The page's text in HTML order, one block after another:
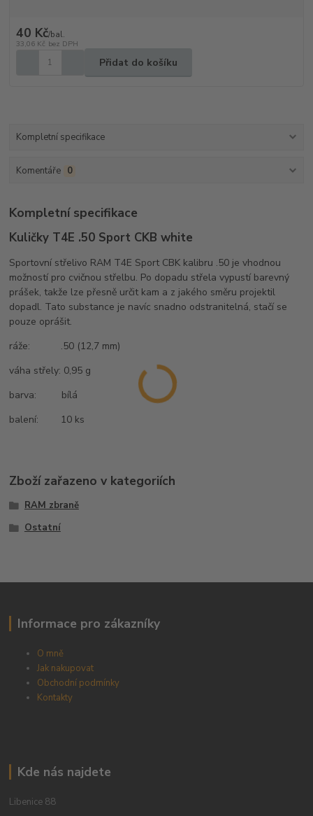
40 Kč/bal.
33,06 Kč bez DPH
Přidat do košíku
Kompletní specifikace
Komentáře 0
Kompletní specifikace
Kuličky T4E .50 Sport CKB white
Sportovní střelivo RAM T4E Sport CBK kalibru .50 je vhodnou
možností pro cvičnou střelbu. Po dopadu střela vypustí barevný
prášek, takže lze přesně určit kam a z jakého směru projektil
dopadl. Tato substance je navíc snadno odstranitelná, stačí se
pouze oprášit.
ráže: .50 (12,7 mm)
váha střely: 0,95 g
barva: bílá
balení: 10 ks
Zboží zařazeno v kategoriích
RAM zbraně
Ostatní
Informace pro zákazníky
O mně
Jak nakupovat
Obchodní podmínky
Kontakty
Kde nás najdete
Libenice 88